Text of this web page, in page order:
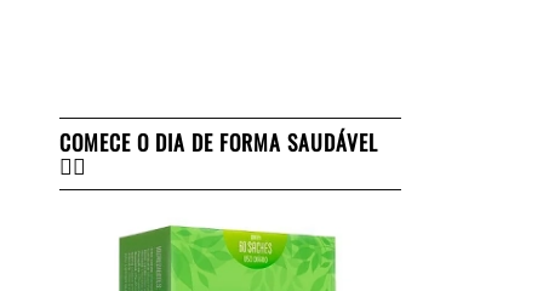
COMECE O DIA DE FORMA SAUDÁVEL
👇🏻